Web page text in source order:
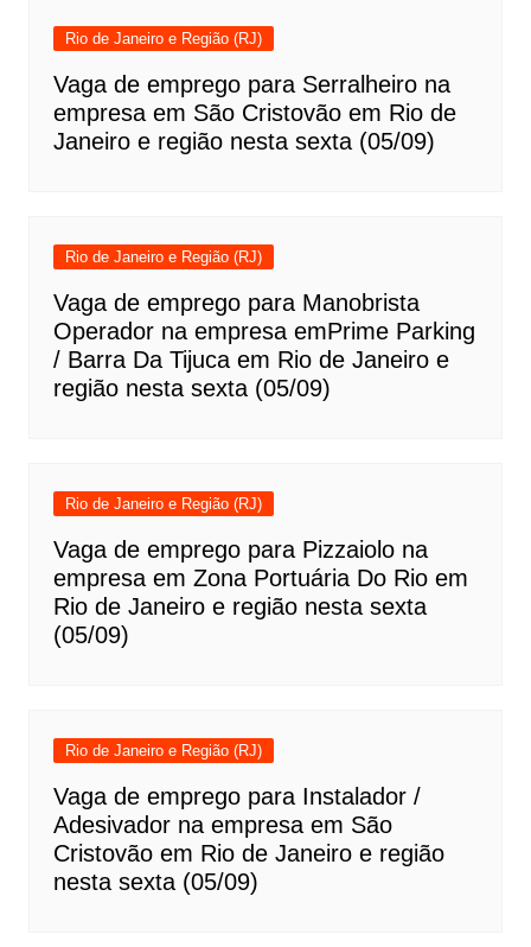
Rio de Janeiro e Região (RJ)
Vaga de emprego para Serralheiro na
empresa em São Cristovão em Rio de
Janeiro e região nesta sexta (05/09)
Rio de Janeiro e Região (RJ)
Vaga de emprego para Manobrista
Operador na empresa emPrime Parking
/ Barra Da Tijuca em Rio de Janeiro e
região nesta sexta (05/09)
Rio de Janeiro e Região (RJ)
Vaga de emprego para Pizzaiolo na
empresa em Zona Portuária Do Rio em
Rio de Janeiro e região nesta sexta
(05/09)
Rio de Janeiro e Região (RJ)
Vaga de emprego para Instalador /
Adesivador na empresa em São
Cristovão em Rio de Janeiro e região
nesta sexta (05/09)